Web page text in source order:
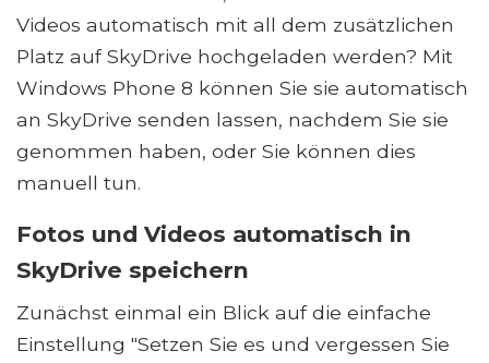
Videos automatisch mit all dem zusätzlichen
Platz auf SkyDrive hochgeladen werden? Mit
Windows Phone 8 können Sie sie automatisch
an SkyDrive senden lassen, nachdem Sie sie
genommen haben, oder Sie können dies
manuell tun.
Fotos und Videos automatisch in
SkyDrive speichern
Zunächst einmal ein Blick auf die einfache
Einstellung "Setzen Sie es und vergessen Sie